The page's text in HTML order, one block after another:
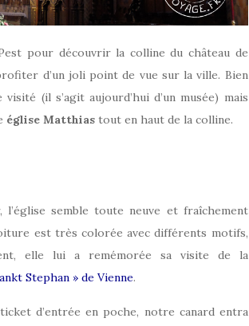
pour découvrir la colline du château de
d’un joli point de vue sur la ville. Bien
(il s’agit aujourd’hui d’un musée) mais
église Matthias tout en haut de la colline.
l’église semble toute neuve et fraîchement
est très colorée avec différents motifs,
elle lui a remémorée sa visite de la
Stephan » de Vienne.
d’entrée en poche, notre canard entra